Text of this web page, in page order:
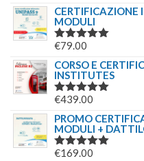
PREZZO
ERA:
CERTIFICAZIONE
MODULI
VALUTATO
€79.00
CORSO E
INSTITUTES
VALUTATO
€439.00
PROMO
MODULI +
VALUTATO
€169.00